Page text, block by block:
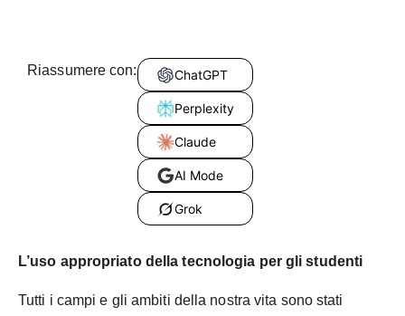
Riassumere con: ChatGPT
Perplexity
Claude
AI Mode
Grok
L’uso appropriato della tecnologia per gli studenti
Tutti i campi e gli ambiti della nostra vita sono stati